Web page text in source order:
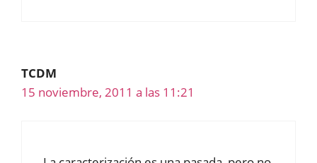
TCDM
15 noviembre, 2011 a las 11:21